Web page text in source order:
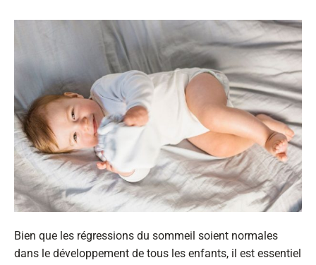
Bien que les régressions du sommeil soient normales
dans le développement de tous les enfants, il est essentiel